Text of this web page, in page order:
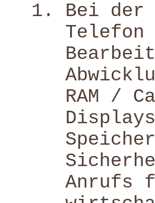
Bei der
Telefon
RAM /
Anrufs